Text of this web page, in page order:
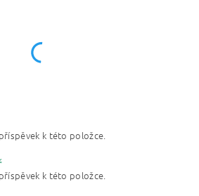
k této položce.
k této položce.